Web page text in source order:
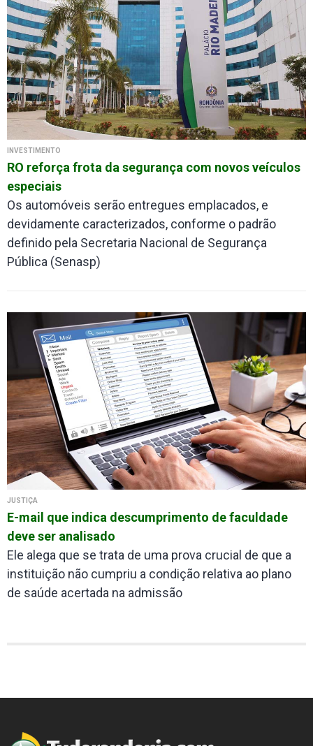
INVESTIMENTO
RO reforça frota da segurança com novos veículos
especiais
Os automóveis serão entregues emplacados, e
devidamente caracterizados, conforme o padrão
definido pela Secretaria Nacional de Segurança
Pública (Senasp)
JUSTIÇA
E-mail que indica descumprimento de faculdade
deve ser analisado
Ele alega que se trata de uma prova crucial de que a
instituição não cumpriu a condição relativa ao plano
de saúde acertada na admissão